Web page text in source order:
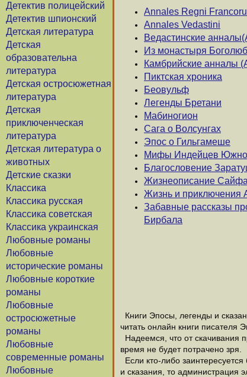
Детектив полицейский
Детектив шпионский
Детская литература
Детская
образовательна
литература
Детская остросюжетная
литература
Детская
приключенческая
литература
Детская литература о
животных
Детские сказки
Классика
Классика русская
Классика советская
Классика украинская
Любовные романы
Любовные
исторические романы
Любовные короткие
романы
Любовные
остросюжетные
романы
Любовные
современные романы
Любовные
Annales Regni
Annales Vedastini
Ведастинские
Из монастыря
Камбрийские анналы
Пиктская хроника
Беовульф
Легенды Бретани
Мабиногион
Сага о Волсунгах
Эпос о Гильгамеше
Мифы Индейцев
Благословение
Жизнеописание
Жизнь и приключения
Забавные рассказы
Бирбала
Книги Эпосы, легенды и
читать онлайн книги писателя
Надеемся, что от скачивания
время не будет потрачено зря.
Если кто-либо
и сказания, то администрация